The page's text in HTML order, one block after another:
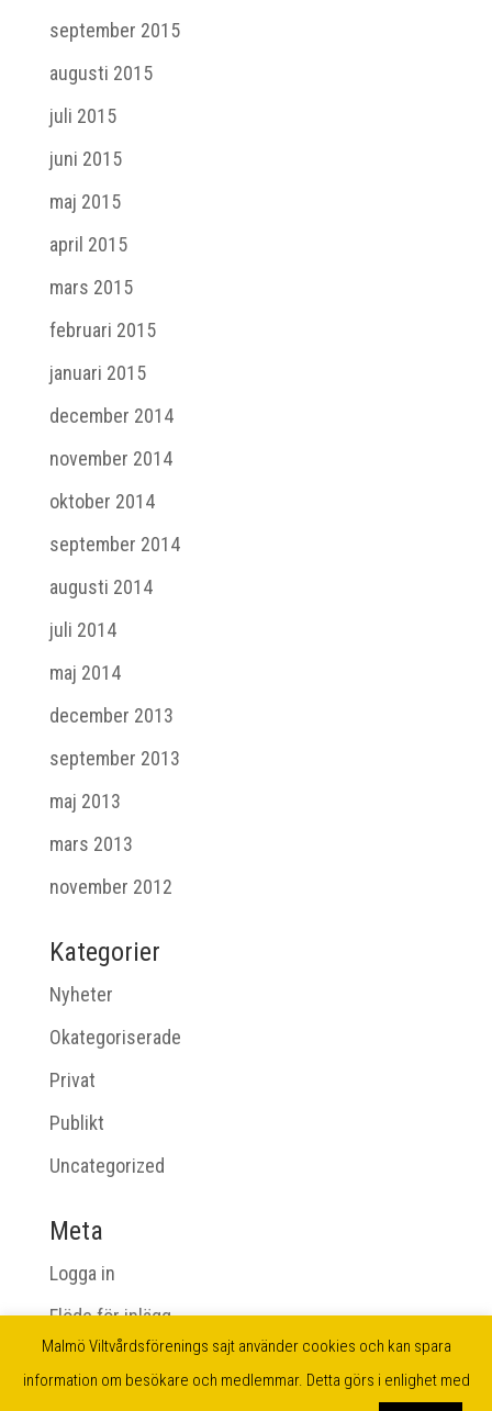
september 2015
augusti 2015
juli 2015
juni 2015
maj 2015
april 2015
mars 2015
februari 2015
januari 2015
december 2014
november 2014
oktober 2014
september 2014
augusti 2014
juli 2014
maj 2014
december 2013
september 2013
maj 2013
mars 2013
november 2012
Kategorier
Nyheter
Okategoriserade
Privat
Publikt
Uncategorized
Meta
Logga in
Flöde för inlägg
Flöde för kommentarer
Malmö Viltvårdsförenings sajt använder cookies och kan spara
information om besökare och medlemmar. Detta görs i enlighet med